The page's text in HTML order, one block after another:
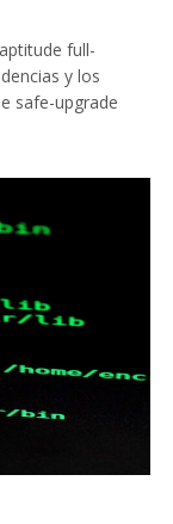
full-
y los
safe-upgrade